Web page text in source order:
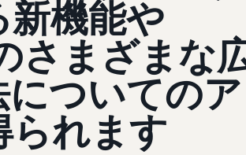
機能や
さまざまな
ついてのア
られます